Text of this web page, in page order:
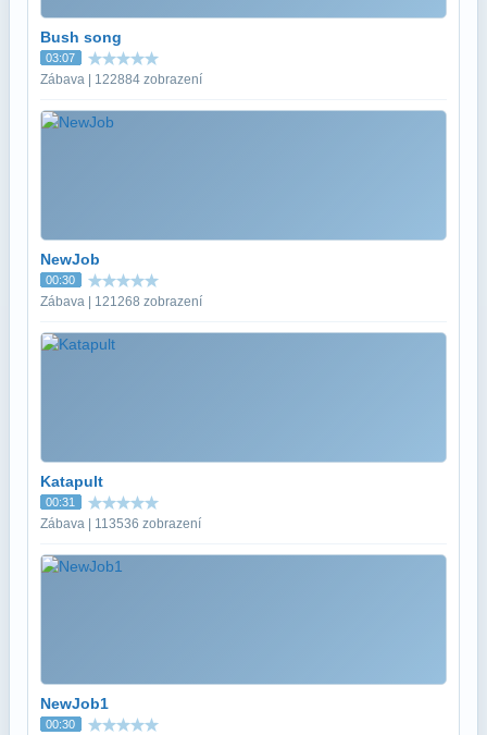
Bush song
03:07
Zábava | 122884 zobrazení
NewJob
00:30
Zábava | 121268 zobrazení
Katapult
00:31
Zábava | 113536 zobrazení
NewJob1
00:30